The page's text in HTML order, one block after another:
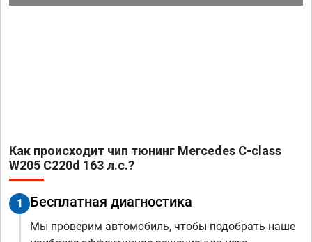
Как происходит чип тюнинг Mercedes C-class
W205 C220d 163 л.с.?
1 Бесплатная диагностика
Мы проверим автомобиль, чтобы подобрать наше